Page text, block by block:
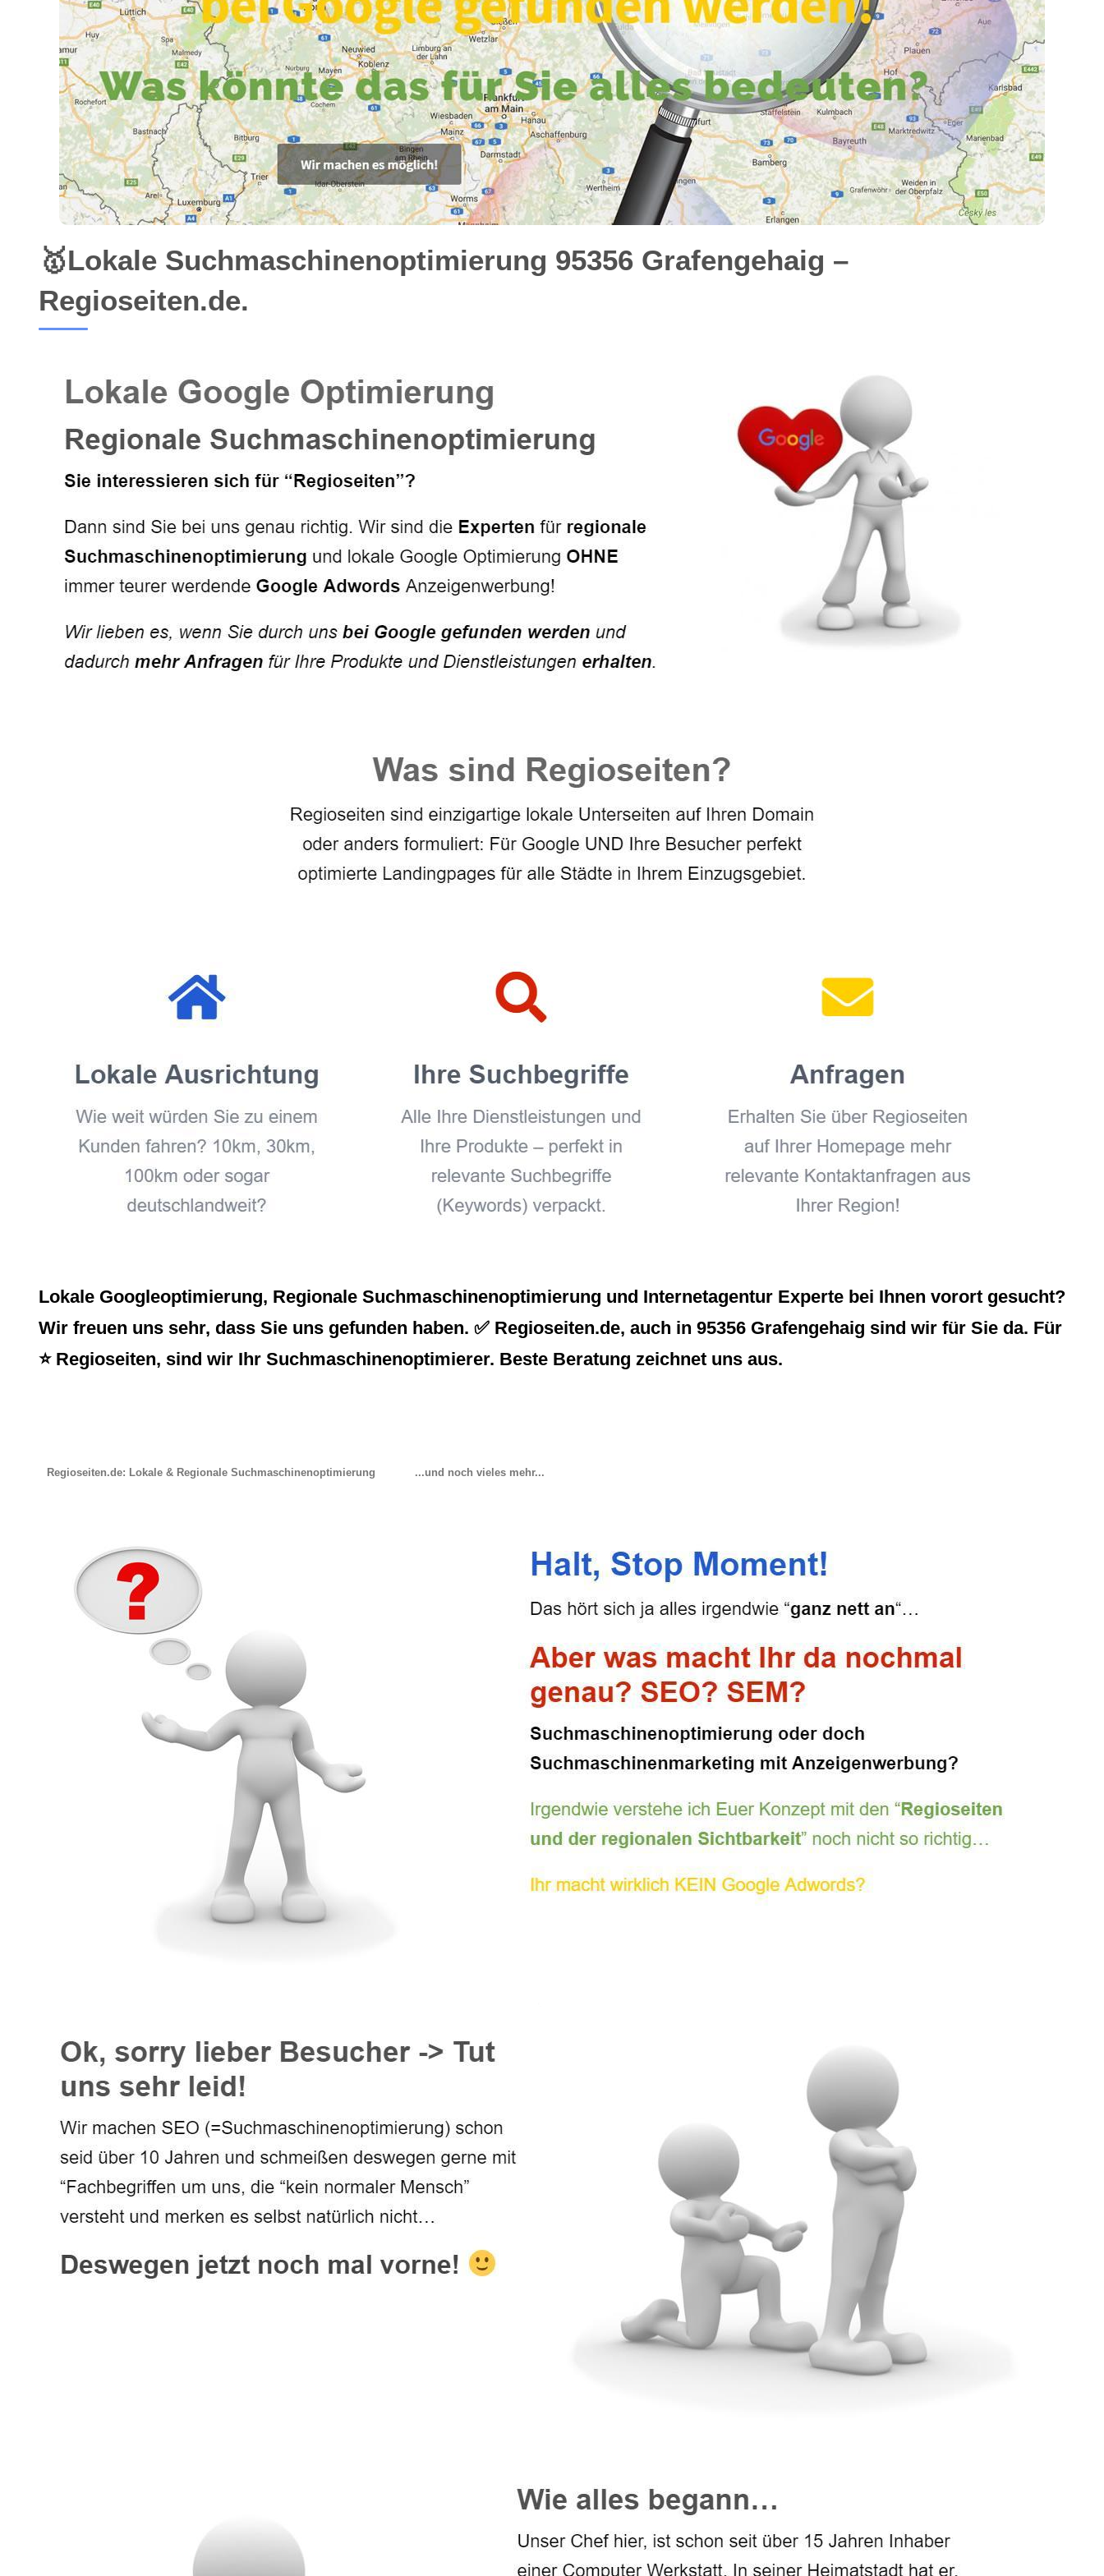
🥇Lokale Suchmaschinenoptimierung 95356 Grafengehaig –
Regioseiten.de.
Lokale Googleoptimierung, Regionale Suchmaschinenoptimierung und Internetagentur Experte bei Ihnen vorort gesucht?
Wir freuen uns sehr, dass Sie uns gefunden haben. ✅ Regioseiten.de, auch in 95356 Grafengehaig sind wir für Sie da. Für
⭐ Regioseiten, sind wir Ihr Suchmaschinenoptimierer. Beste Beratung zeichnet uns aus.
Regioseiten.de: Lokale & Regionale Suchmaschinenoptimierung ...und noch vieles mehr...